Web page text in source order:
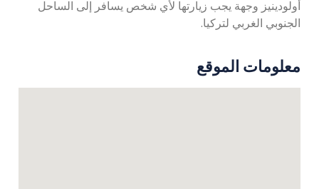
أولودينيز وجهة يجب زيارتها لأي شخص يسافر إلى الساحل
الجنوبي الغربي لتركيا.
معلومات الموقع